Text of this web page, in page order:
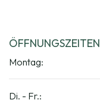
ÖFFNUNGSZEITEN
Montag:
Di. - Fr.: